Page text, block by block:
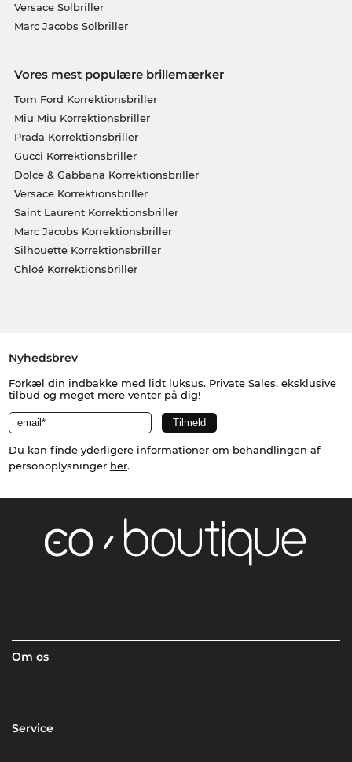
Versace Solbriller
Marc Jacobs Solbriller
Vores mest populære brillemærker
Tom Ford Korrektionsbriller
Miu Miu Korrektionsbriller
Prada Korrektionsbriller
Gucci Korrektionsbriller
Dolce & Gabbana Korrektionsbriller
Versace Korrektionsbriller
Saint Laurent Korrektionsbriller
Marc Jacobs Korrektionsbriller
Silhouette Korrektionsbriller
Chloé Korrektionsbriller
Nyhedsbrev
Forkæl din indbakke med lidt luksus. Private Sales, eksklusive
tilbud og meget mere venter på dig!
Du kan finde yderligere informationer om behandlingen af
personoplysninger her.
Om os
Service